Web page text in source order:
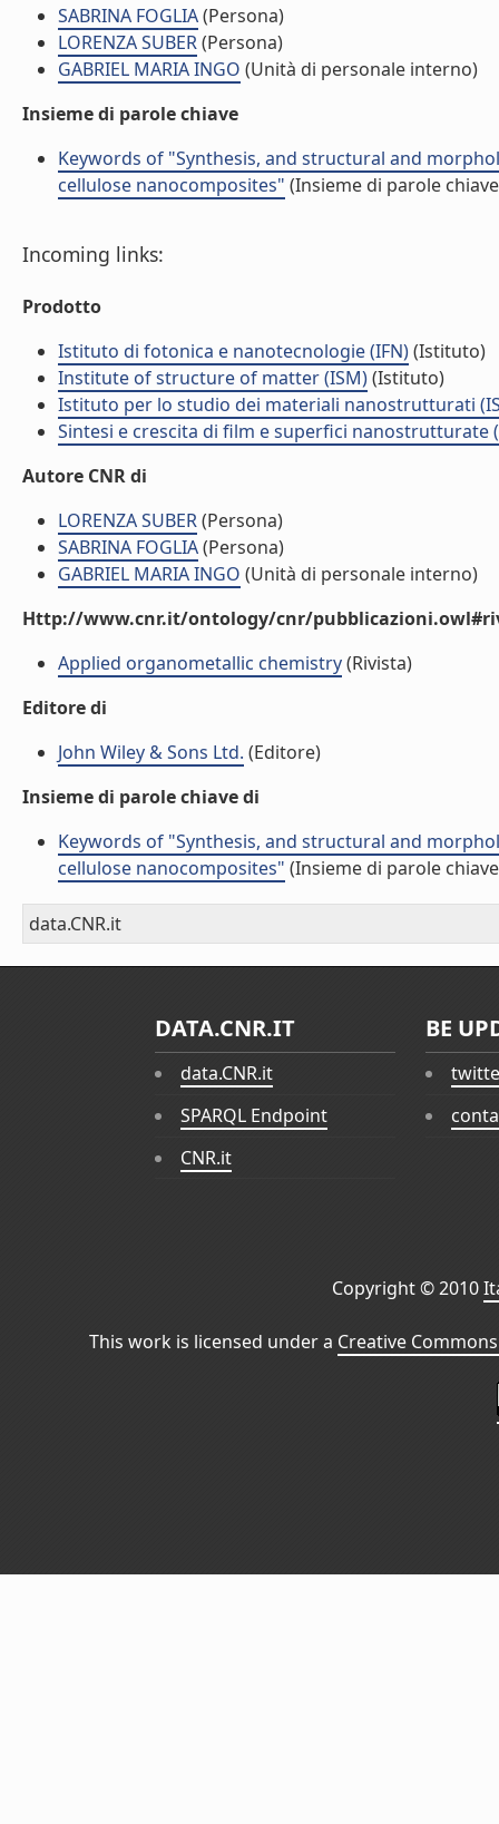
SABRINA FOGLIA(Persona)
LORENZA SUBER(Persona)
GABRIEL MARIA INGO (Unità di personale interno)
Insieme di parole chiave
Keywords of "Synthesis, and structural and
cellulose nanocomposites" (Insieme di parole
Incoming links:
Prodotto
Istituto di fotonica e nanotecnologie (IFN)(Istituto)
Institute of structure of matter (ISM)(Istituto)
Istituto per lo studio dei materiali nanostrutturati
Sintesi e crescita di film e superfici nanostrutturate
Autore CNR di
LORENZA SUBER(Persona)
SABRINA FOGLIA(Persona)
GABRIEL MARIA INGO (Unità di personale interno)
Http://www.cnr.it/ontology/cnr/
Applied organometallic chemistry(Rivista)
Editore di
John Wiley & Sons Ltd. (Editore)
Insieme di parole chiave di
Keywords of "Synthesis, and structural and
cellulose nanocomposites" (Insieme di parole
data.CNR.it
DATA.CNR.IT
data.CNR.it
SPARQL Endpoint
CNR.it
BE
Copyright © 2010
This work is licensed under a Creative